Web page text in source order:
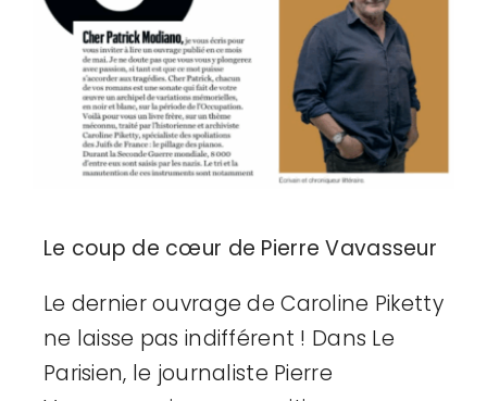
Adhésion
Mon compte
Le coup de cœur de Pierre Vavasseur
Le dernier ouvrage de Caroline Piketty
ne laisse pas indifférent ! Dans Le
Parisien, le journaliste Pierre